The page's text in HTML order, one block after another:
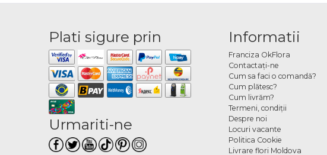
Plati sigure prin
Urmariti-ne
Informatii
Franciza OkFlora
Contactaţi-ne
Cum sa faci o comandă?
Cum plătesc?
Cum livrăm?
Termeni, condiţii
Despre noi
Locuri vacante
Politica Cookie
Livrare flori Moldova